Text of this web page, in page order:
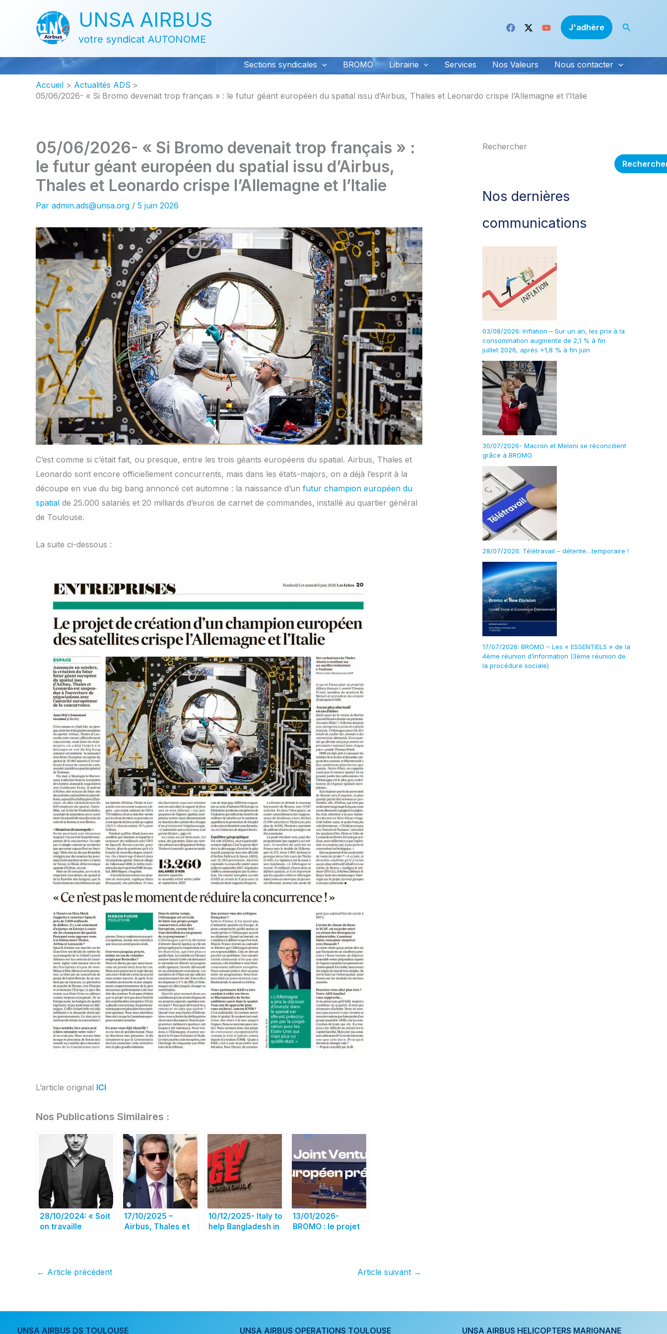
UNSA AIRBUS
votre syndicat AUTONOME
J'adhère
Sections syndicales BROMO Librairie Services Nos Valeurs Nous contacter
Accueil
Actualités ADS
05/06/2026- « Si Bromo devenait trop français » : le futur géant européen du spatial issu d’Airbus, Thales et Leonardo crispe l’Allemagne et l’Italie
05/06/2026- « Si Bromo devenait trop français » :
le futur géant européen du spatial issu d’Airbus,
Thales et Leonardo crispe l’Allemagne et l’Italie
Par admin.ads@unsa.org / 5 juin 2026
C’est comme si c’était fait, ou presque, entre les trois géants européens du spatial. Airbus, Thales et
Leonardo sont encore officiellement concurrents, mais dans les états-majors, on a déjà l’esprit à la
découpe en vue du big bang annoncé cet automne : la naissance d’un futur champion européen du
spatial de 25.000 salariés et 20 milliards d’euros de carnet de commandes, installé au quartier général
de Toulouse.
La suite ci-dessous :
L’article original ICI
Nos Publications Similaires :
28/10/2024: « Soit
on travaille
Guillaume Faury,
président exécutif
17/10/2025 –
Airbus, Thales et
10/12/2025- Italy to
help Bangladesh in
13/01/2026-
BROMO : le projet
européen présenté
← Article précédent Article suivant →
Rechercher
Nos dernières
communications
03/08/2026: Inflation – Sur un an, les prix à la
consommation augmente de 2,1 % à fin
juillet 2026, après +1,8 % à fin juin
30/07/2026- Macron et Meloni se réconcilient
grâce à BROMO
28/07/2026: Télétravail – détente…temporaire !
17/07/2026: BROMO – Les « ESSENTIELS » de la
4ème réunion d’information (3ème réunion de
la procédure sociale)
UNSA AIRBUS DS TOULOUSE UNSA AIRBUS OPERATIONS TOULOUSE UNSA AIRBUS HELICOPTERS MARIGNANE